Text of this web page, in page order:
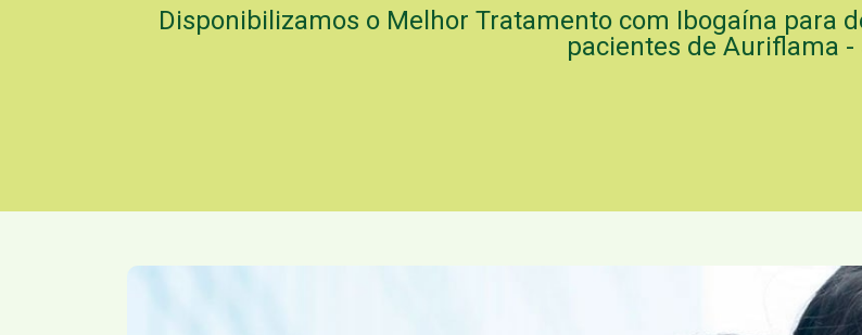
Disponibilizamos o Melhor Tratamento com Ibogaína para
pacientes de Auriflama -